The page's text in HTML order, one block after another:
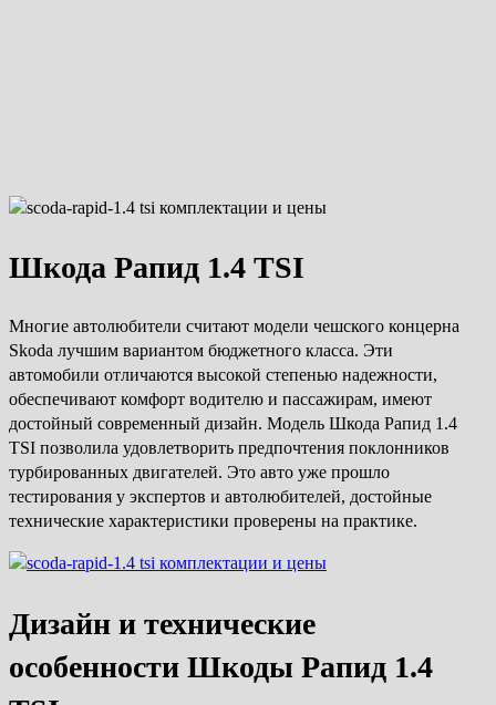
Шкода Рапид 1.4 TSI
Многие автолюбители считают модели чешского концерна
Skoda лучшим вариантом бюджетного класса. Эти
автомобили отличаются высокой степенью надежности,
обеспечивают комфорт водителю и пассажирам, имеют
достойный современный дизайн. Модель Шкода Рапид 1.4
TSI позволила удовлетворить предпочтения поклонников
турбированных двигателей. Это авто уже прошло
тестирования у экспертов и автолюбителей, достойные
технические характеристики проверены на практике.
Дизайн и технические
особенности Шкоды Рапид 1.4